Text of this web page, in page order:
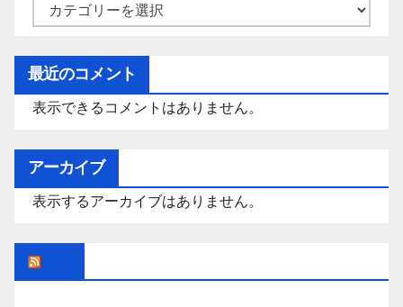
テ
ゴ
リ
ー
最近のコメント
表示できるコメントはありません。
アーカイブ
表示するアーカイブはありません。